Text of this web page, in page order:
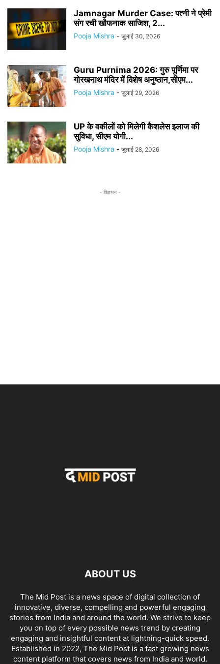
Jamnagar Murder Case: पत्नी ने प्रेमी
संग रची खौफनाक साजिश, 2...
Pooja Mishra - जुलाई 30, 2026
Guru Purnima 2026: गुरु पूर्णिमा पर
गोरखनाथ मंदिर में विशेष अनुष्ठान,सीएम...
Pooja Mishra - जुलाई 29, 2026
UP के वकीलों को मिलेगी कैशलेस इलाज की
सुविधा, सीएम योगी...
Pooja Mishra - जुलाई 28, 2026
- विज्ञापन -
ABOUT US
The Mid Post is a news space of digital collection of
innovative, diverse, compelling and powerful engaging
stories from India and around the world. We strive to keep
you on top of every possible news trend by creating
engaging and insightful content at lightning-quick speed.
Established in 2022, The Mid Post is a fast growing news
content platform that covers news from India and world.